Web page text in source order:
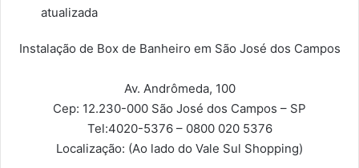
atualizada
Instalação de Box de Banheiro em São José dos Campos
Av. Andrômeda, 100
Cep: 12.230-000 São José dos Campos – SP
Tel:4020-5376 – 0800 020 5376
Localização: (Ao lado do Vale Sul Shopping)